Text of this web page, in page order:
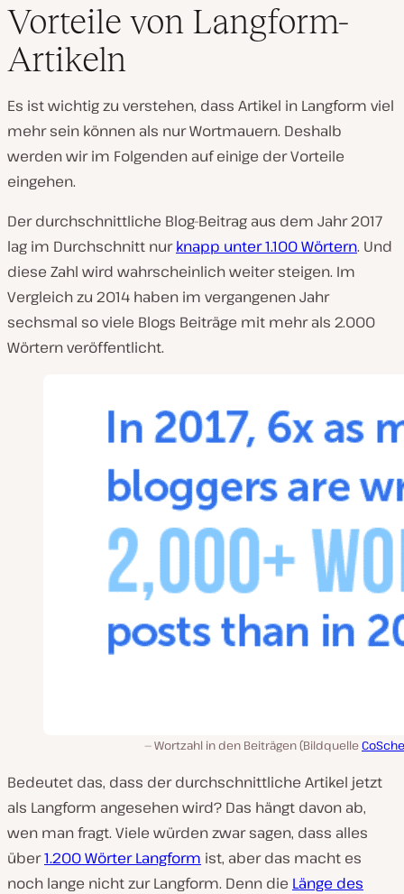
Vorteile von Langform-
Artikeln
Es ist wichtig zu verstehen, dass Artikel in Langform viel
mehr sein können als nur Wortmauern. Deshalb
werden wir im Folgenden auf einige der Vorteile
eingehen.
Der durchschnittliche Blog-Beitrag aus dem Jahr 2017
lag im Durchschnitt nurknapp unter 1.100 Wörtern. Und
diese Zahl wird wahrscheinlich weiter steigen. Im
Vergleich zu 2014 haben im vergangenen Jahr
sechsmal so viele Blogs Beiträge mit mehr als 2.000
Wörtern veröffentlicht.
Wortzahl in den Beiträgen (Bildquelle
Bedeutet das, dass der durchschnittliche Artikel jetzt
als Langform angesehen wird? Das hängt davon ab,
wen man fragt. Viele würden zwar sagen, dass alles
über1.200 Wörter Langform ist, aber das macht es
noch lange nicht zur Langform. Denn die Länge des